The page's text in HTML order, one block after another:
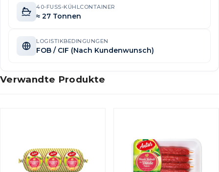
40-FUSS-KÜHLCONTAINER
≈ 27 Tonnen
LOGISTIKBEDINGUNGEN
FOB / CIF (Nach Kundenwunsch)
Verwandte Produkte